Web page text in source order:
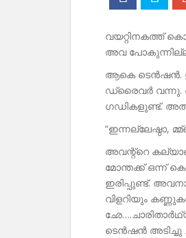
വയറ്റിനകത്ത്
അവ
ആകെ ടെൻഷൻ.
ഡ്രൈവർ വന്നു.
ഗഡികളുണ്ട്.
“ഇന്നല്ലേഷ്ഠാ,
അവന്റ്റെ
മോന്തക്ക് ഒന്ന്
ഇരിപ്പുണ്ട്.
വിളറിയും
ടെൻഷൻ അടിച്ചു